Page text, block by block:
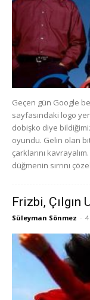
Geçen gün Google
sayfasındaki logo
dobişko diye
oyundu. Gelin olan
çarklarını
düğmenin sırrını
Frizbi, Çılgın
Süleyman Sönmez -